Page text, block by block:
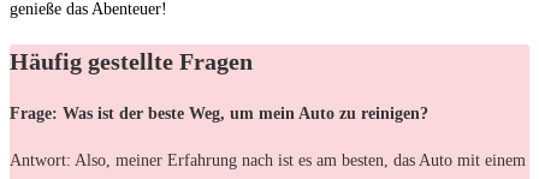
genieße das Abenteuer!
Häufig gestellte Fragen
Frage: Was ist der beste Weg, um mein Auto zu reinigen?
Antwort: Also, meiner Erfahrung nach ist es am besten, das Auto mit einem